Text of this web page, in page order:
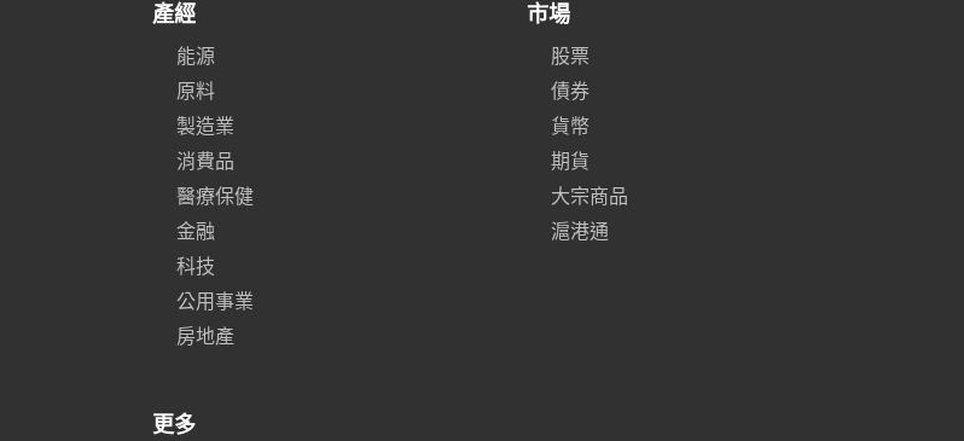
產經
能源
原料
製造業
消費品
醫療保健
金融
科技
公用事業
房地產
市場
股票
債券
貨幣
期貨
大宗商品
滬港通
更多